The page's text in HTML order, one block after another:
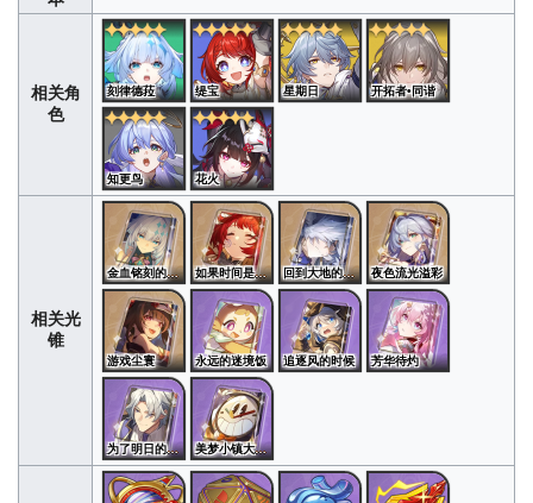
相关角
色
刻律德菈 缇宝 星期日 开拓者•同谐
知更鸟 花火
相关光
锥
金血铭刻的时代 如果时间是一朵花 回到大地的飞行 夜色流光溢彩
游戏尘寰 永远的迷境饭 追逐风的时候 芳华待灼
为了明日的旅途 美梦小镇大冒险